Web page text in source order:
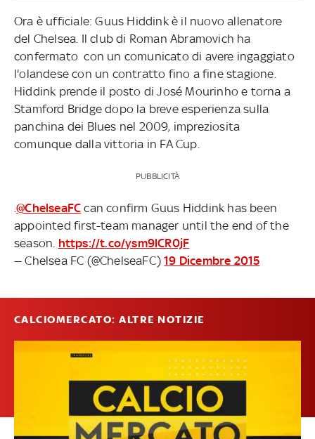
Ora è ufficiale: Guus Hiddink è il nuovo allenatore
del Chelsea. Il club di Roman Abramovich ha
confermato con un comunicato di avere ingaggiato
l'olandese con un contratto fino a fine stagione.
Hiddink prende il posto di José Mourinho e torna a
Stamford Bridge dopo la breve esperienza sulla
panchina dei Blues nel 2009, impreziosita
comunque dalla vittoria in FA Cup.
PUBBLICITÀ
.@ChelseaFC can confirm Guus Hiddink has been
appointed first-team manager until the end of the
season. https://t.co/ysm9lCR0jF
— Chelsea FC (@ChelseaFC)19 Dicembre 2015
CALCIOMERCATO: ALTRE NOTIZIE